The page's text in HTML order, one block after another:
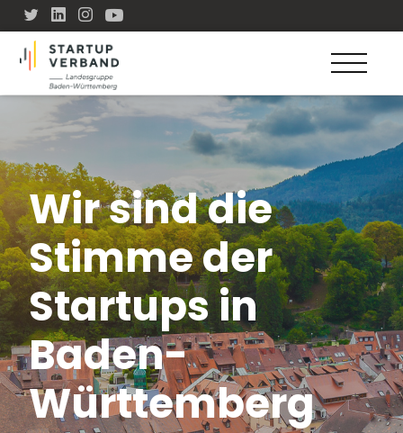
Wir sind die
Stimme der
Startups in
Baden-
Württemberg